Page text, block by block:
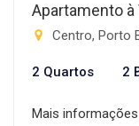
Apartamento à
Centro, Porto
2 Quartos 2
Mais informações